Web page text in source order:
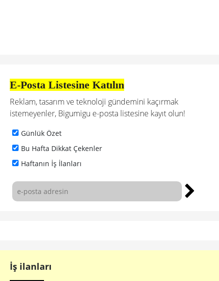
E-Posta Listesine Katılın
Reklam, tasarım ve teknoloji gündemini kaçırmak
istemeyenler, Bigumigu e-posta listesine kayıt olun!
Günlük Özet
Bu Hafta Dikkat Çekenler
Haftanın İş İlanları
İş ilanları